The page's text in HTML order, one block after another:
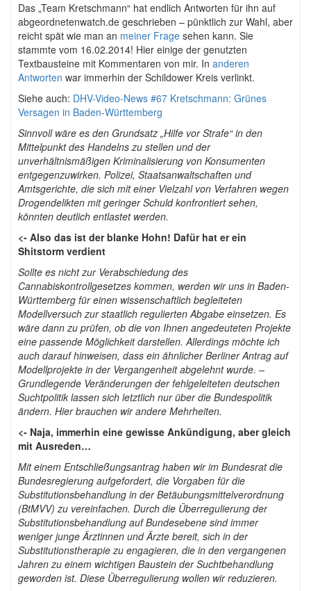
Das „Team Kretschmann“ hat endlich Antworten für ihn auf
abgeordnetenwatch.de geschrieben – pünktlich zur Wahl, aber
reicht spät wie man an meiner Frage sehen kann. Sie
stammte vom 16.02.2014! Hier einige der genutzten
Textbausteine mit Kommentaren von mir. In anderen
Antworten war immerhin der Schildower Kreis verlinkt.
Siehe auch: DHV-Video-News #67 Kretschmann: Grünes
Versagen in Baden-Württemberg
Sinnvoll wäre es den Grundsatz „Hilfe vor Strafe“ in den
Mittelpunkt des Handelns zu stellen und der
unverhältnismäßigen Kriminalisierung von Konsumenten
entgegenzuwirken. Polizei, Staatsanwaltschaften und
Amtsgerichte, die sich mit einer Vielzahl von Verfahren wegen
Drogendelikten mit geringer Schuld konfrontiert sehen,
könnten deutlich entlastet werden.
<- Also das ist der blanke Hohn! Dafür hat er ein
Shitstorm verdient
Sollte es nicht zur Verabschiedung des
Cannabiskontrollgesetzes kommen, werden wir uns in Baden-
Württemberg für einen wissenschaftlich begleiteten
Modellversuch zur staatlich regulierten Abgabe einsetzen. Es
wäre dann zu prüfen, ob die von Ihnen angedeuteten Projekte
eine passende Möglichkeit darstellen. Allerdings möchte ich
auch darauf hinweisen, dass ein ähnlicher Berliner Antrag auf
Modellprojekte in der Vergangenheit abgelehnt wurde. –
Grundlegende Veränderungen der fehlgeleiteten deutschen
Suchtpolitik lassen sich letztlich nur über die Bundespolitik
ändern. Hier brauchen wir andere Mehrheiten.
<- Naja, immerhin eine gewisse Ankündigung, aber gleich
mit Ausreden…
Mit einem Entschließungsantrag haben wir im Bundesrat die
Bundesregierung aufgefordert, die Vorgaben für die
Substitutionsbehandlung in der Betäubungsmittelverordnung
(BtMVV) zu vereinfachen. Durch die Überregulierung der
Substitutionsbehandlung auf Bundesebene sind immer
weniger junge Ärztinnen und Ärzte bereit, sich in der
Substitutionstherapie zu engagieren, die in den vergangenen
Jahren zu einem wichtigen Baustein der Suchtbehandlung
geworden ist. Diese Überregulierung wollen wir reduzieren.